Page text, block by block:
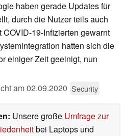
haben gerade Updates für
durch die Nutzer teils auch
19-Infizierten gewarnt
hatten sich die
einiger Zeit geeinigt, nun
am02.09.2020 Security
Unsere große Umfrage zur
bei Laptops und